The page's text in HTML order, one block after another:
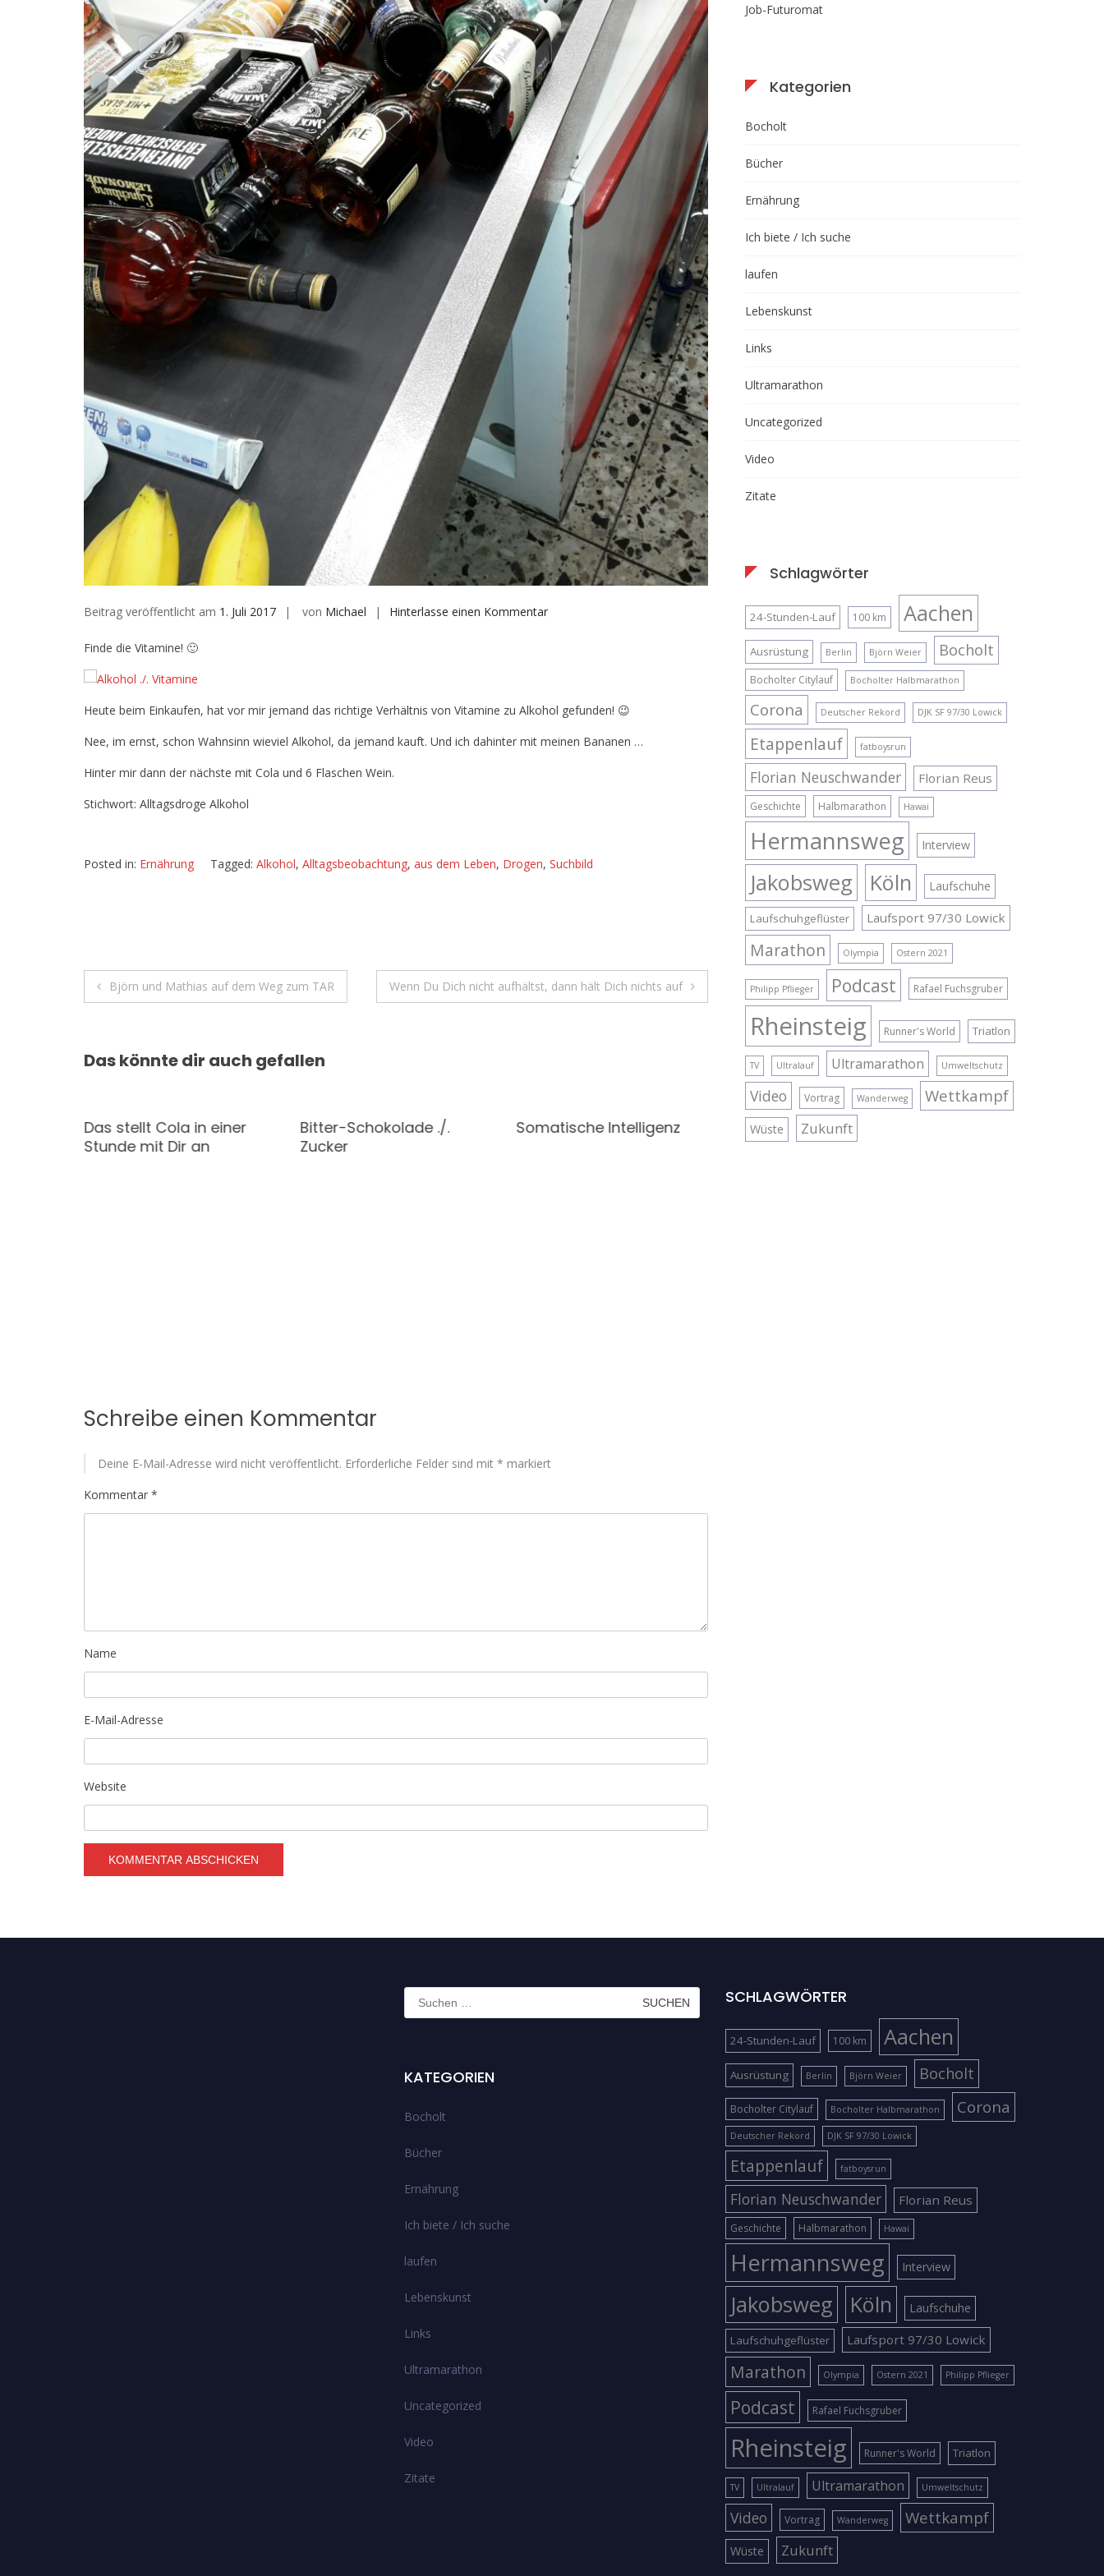
Beitrag veröffentlicht am 1. Juli 2017 von Michael Hinterlasse einen Kommentarauf
Finde die Vitamine! 🙂
Heute beim Einkaufen, hat vor mir jemand das richtige Verhältnis von Vitamine zu Alkohol gefunden! 😉
Nee, im ernst, schon Wahnsinn wieviel Alkohol, da jemand kauft. Und ich dahinter mit meinen Bananen …
Hinter mir dann der nächste mit Cola und 6 Flaschen Wein.
Stichwort: Alltagsdroge Alkohol
Posted in: Ernährung Tagged: Alkohol, Alltagsbeobachtung, aus dem Leben, Drogen, Suchbild
Beitragsnavigation
Björn und Mathias auf dem Weg zum TAR Wenn Du Dich nicht aufhältst, dann hält Dich nichts auf
Das könnte dir auch gefallen
Das stellt Cola in einer
Stunde mit Dir an
Bitter-Schokolade ./.
Zucker
Somatische Intelligenz
Schreibe einen Kommentar
Deine E-Mail-Adresse wird nicht veröffentlicht. Erforderliche Felder sind mit * markiert
Kommentar *
Name
E-Mail-Adresse
Website
Job-Futuromat
Kategorien
Bocholt
Bücher
Ernährung
Ich biete / Ich suche
laufen
Lebenskunst
Links
Ultramarathon
Uncategorized
Video
Zitate
Schlagwörter
24-Stunden-Lauf 100 km Aachen
Ausrüstung Berlin Björn Weier Bocholt
Bocholter Citylauf Bocholter Halbmarathon
Corona Deutscher Rekord DJK SF 97/30 Lowick
Etappenlauf fatboysrun
Florian Neuschwander Florian Reus
Geschichte Halbmarathon Hawai
Hermannsweg Interview
Jakobsweg Köln Laufschuhe
Laufschuhgeflüster Laufsport 97/30 Lowick
Marathon Olympia Ostern 2021
Philipp Pflieger Podcast Rafael Fuchsgruber
Rheinsteig Runner's World Triatlon
TV Ultralauf Ultramarathon Umweltschutz
Video Vortrag Wanderweg Wettkampf
Wüste Zukunft
Suchen
nach:
KATEGORIEN
Bocholt
Bücher
Ernährung
Ich biete / Ich suche
laufen
Lebenskunst
Links
Ultramarathon
Uncategorized
Video
Zitate
SCHLAGWÖRTER
24-Stunden-Lauf 100 km Aachen
Ausrüstung Berlin Björn Weier Bocholt
Bocholter Citylauf Bocholter Halbmarathon Corona
Deutscher Rekord DJK SF 97/30 Lowick
Etappenlauf fatboysrun
Florian Neuschwander Florian Reus
Geschichte Halbmarathon Hawai
Hermannsweg Interview
Jakobsweg Köln Laufschuhe
Laufschuhgeflüster Laufsport 97/30 Lowick
Marathon Olympia Ostern 2021 Philipp Pflieger
Podcast Rafael Fuchsgruber
Rheinsteig Runner's World Triatlon
TV Ultralauf Ultramarathon Umweltschutz
Video Vortrag Wanderweg Wettkampf
Wüste Zukunft